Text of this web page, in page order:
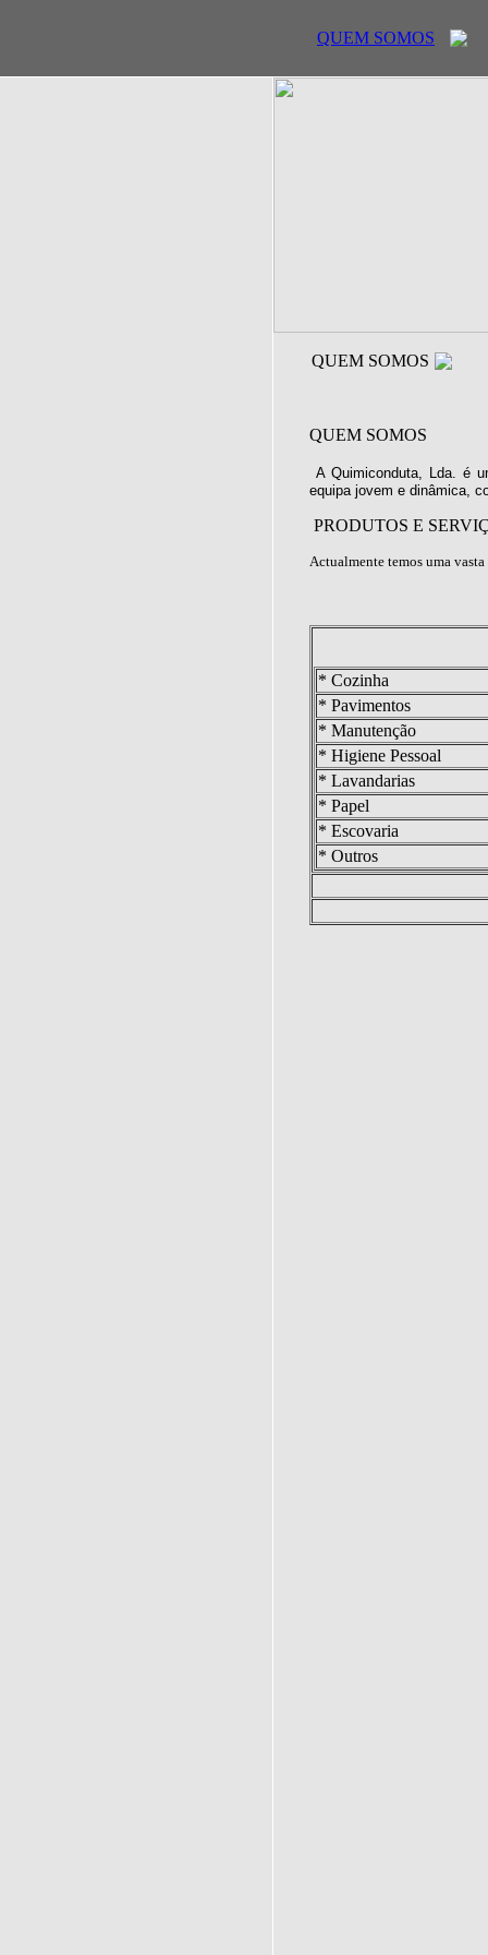
QUEM SOMOS
QUEM SOMOS
QUEM SOMOS
A Quimiconduta, Lda. é
equipa jovem e dinâmica,
PRODUTOS E
Actualmente temos uma
* Cozinha
* Pavimentos
* Manutenção
* Higiene Pessoal
* Lavandarias
* Papel
* Escovaria
* Outros